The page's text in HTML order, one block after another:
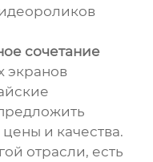
сочетание
экранов
и качества.
отрасли, есть